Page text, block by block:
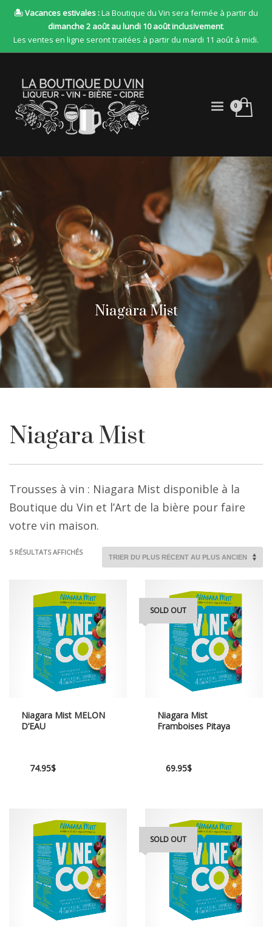
🏝 Vacances estivales :La Boutique du Vin sera fermée à partir du
dimanche 2 août au lundi 10 août inclusivement.
Les ventes en ligne seront traitées à partir du mardi 11 août à midi.
Niagara Mist
Niagara Mist
Trousses à vin : Niagara Mist disponible à la
Boutique du Vin et l’Art de la bière pour faire
votre vin maison.
5 RÉSULTATS AFFICHÉSTRIÉ
AU
PLUS
ANCIEN
Niagara Mist MELON
D’EAU
74.95$
SOLD OUT
Niagara Mist
Framboises Pitaya
69.95$
SOLD OUT